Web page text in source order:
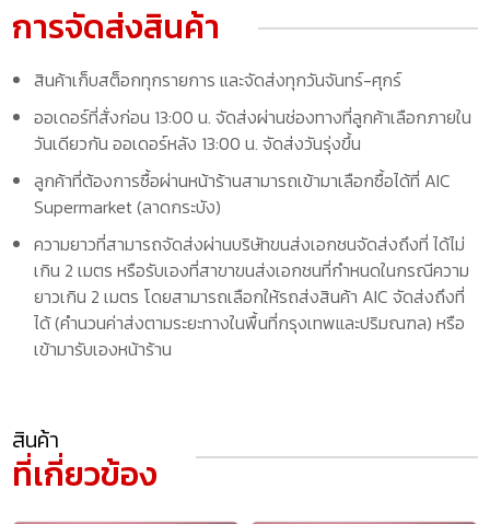
การจัดส่งสินค้า
สินค้าเก็บสต็อกทุกรายการ และจัดส่งทุกวันจันทร์-ศุกร์
ออเดอร์ที่สั่งก่อน 13:00 น. จัดส่งผ่านช่องทางที่ลูกค้าเลือกภายใน
วันเดียวกัน ออเดอร์หลัง 13:00 น. จัดส่งวันรุ่งขึ้น
ลูกค้าที่ต้องการซื้อผ่านหน้าร้านสามารถเข้ามาเลือกซื้อได้ที่ AIC
Supermarket (ลาดกระบัง)
ความยาวที่สามารถจัดส่งผ่านบริษัทขนส่งเอกชนจัดส่งถึงที่ ได้ไม่
เกิน 2 เมตร หรือรับเองที่สาขาขนส่งเอกชนที่กำหนดในกรณีความ
ยาวเกิน 2 เมตร โดยสามารถเลือกให้รถส่งสินค้า AIC จัดส่งถึงที่
ได้ (คำนวนค่าส่งตามระยะทางในพื้นที่กรุงเทพและปริมณฑล) หรือ
เข้ามารับเองหน้าร้าน
สินค้า
ที่เกี่ยวข้อง